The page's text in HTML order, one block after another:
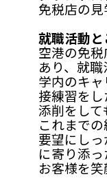
免税店の見
就職活動
空港の免
あり、就職
学内のキ
接練習を
添削をして
これまで
要望にし
に寄り添
お客様を笑